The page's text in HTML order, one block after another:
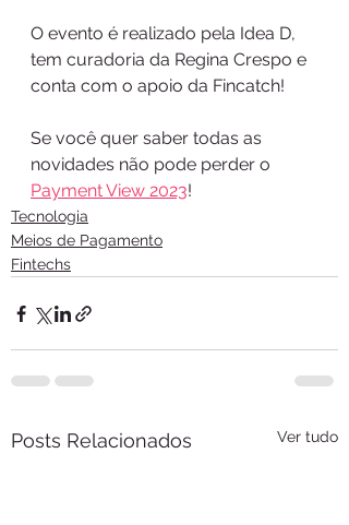
O evento é realizado pela Idea D,
tem curadoria da Regina Crespo e
conta com o apoio da Fincatch!
Se você quer saber todas as
novidades não pode perder o
Payment View 2023!
Tecnologia
Meios de Pagamento
Fintechs
Posts Relacionados Ver tudo